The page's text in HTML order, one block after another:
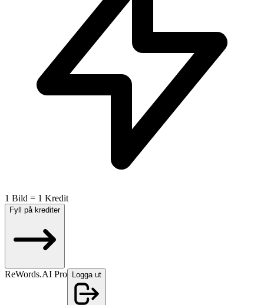
1 Bild = 1 Kredit
Fyll på krediter
ReWords.AI Pro Logga ut